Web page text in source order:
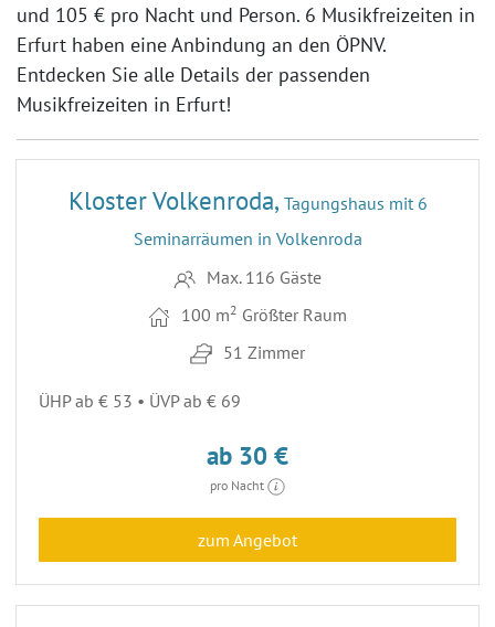
und 105 € pro Nacht und Person. 6 Musikfreizeiten in
Erfurt haben eine Anbindung an den ÖPNV.
Entdecken Sie alle Details der passenden
Musikfreizeiten in Erfurt!
9 ENTFERNUNG 43,9 KM
Kloster Volkenroda, Tagungshaus mit 6
Seminarräumen in Volkenroda
Max. 116 Gäste
100 m2 Größter Raum
51 Zimmer
ÜHP ab € 53 • ÜVP ab € 69
ab 30 €
pro Nacht
zum Angebot
7 ENTFERNUNG 44,2 KM